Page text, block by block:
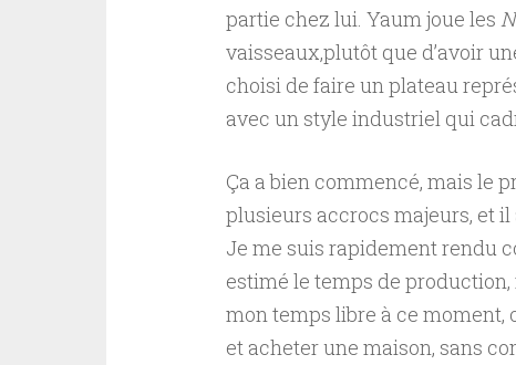
partie chez lui. Yaum joue les
vaisseaux,plutôt que d’avoir
choisi de faire un plateau
avec un style industriel qui
Ça a bien commencé, mais le
plusieurs accrocs majeurs, et
Je me suis rapidement rendu
estimé le temps de
mon temps libre à ce moment,
et acheter une maison, sans